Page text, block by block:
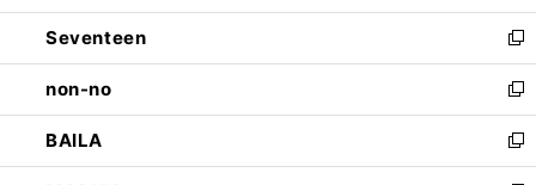
開
く
ウ
で
開
く
ン
ド
ウ
で
開
く
Seventeen
新
し
い
ウ
ィ
ン
non-no
新
し
い
ウ
BAILA
新
し